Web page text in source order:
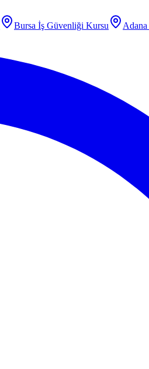
Bursa İş Güvenliği Kursu Adana